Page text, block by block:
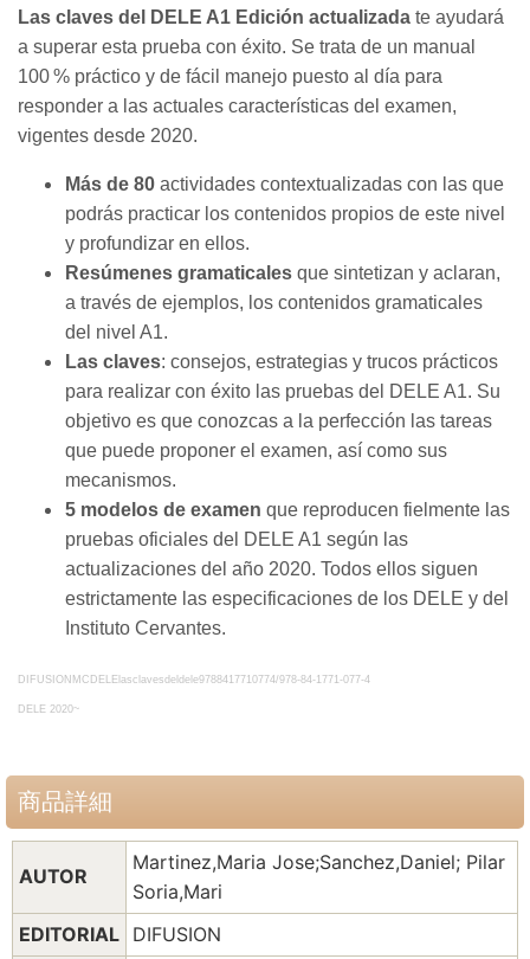
Las claves del DELE A1 Edición actualizada te ayudará
a superar esta prueba con éxito. Se trata de un manual
100 % práctico y de fácil manejo puesto al día para
responder a las actuales características del examen,
vigentes desde 2020.
Más de 80 actividades contextualizadas con las que
podrás practicar los contenidos propios de este nivel
y profundizar en ellos.
Resúmenes gramaticales que sintetizan y aclaran,
a través de ejemplos, los contenidos gramaticales
del nivel A1.
Las claves: consejos, estrategias y trucos prácticos
para realizar con éxito las pruebas del DELE A1. Su
objetivo es que conozcas a la perfección las tareas
que puede proponer el examen, así como sus
mecanismos.
5 modelos de examen que reproducen fielmente las
pruebas oficiales del DELE A1 según las
actualizaciones del año 2020. Todos ellos siguen
estrictamente las especificaciones de los DELE y del
Instituto Cervantes.
DIFUSIONMCDELElasclavesdeldele9788417710774/978-84-1771-077-4
DELE 2020~
商品詳細
AUTOR
Martinez,Maria Jose;Sanchez,Daniel; Pilar
Soria,Mari
EDITORIAL DIFUSION